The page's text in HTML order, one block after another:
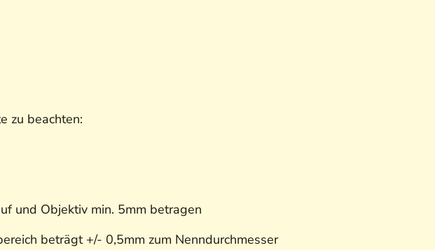
zu beachten:
und Objektiv min. 5mm betragen
beträgt +/- 0,5mm zum Nenndurchmesser